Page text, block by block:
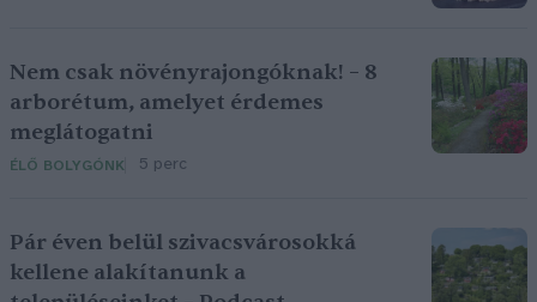
Nem csak növényrajongóknak! – 8
arborétum, amelyet érdemes
meglátogatni
ÉLŐ BOLYGÓNK 5 perc
Pár éven belül szivacsvárosokká
kellene alakítanunk a